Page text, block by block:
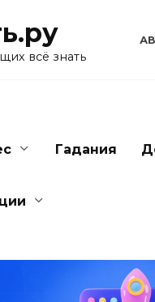
всё знать
Гадания